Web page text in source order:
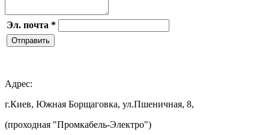
Эл. почта *
Отправить
Адрес:
г.Киев, Южная Борщаговка, ул.Пшеничная, 8,
(проходная "Промкабель-Электро")